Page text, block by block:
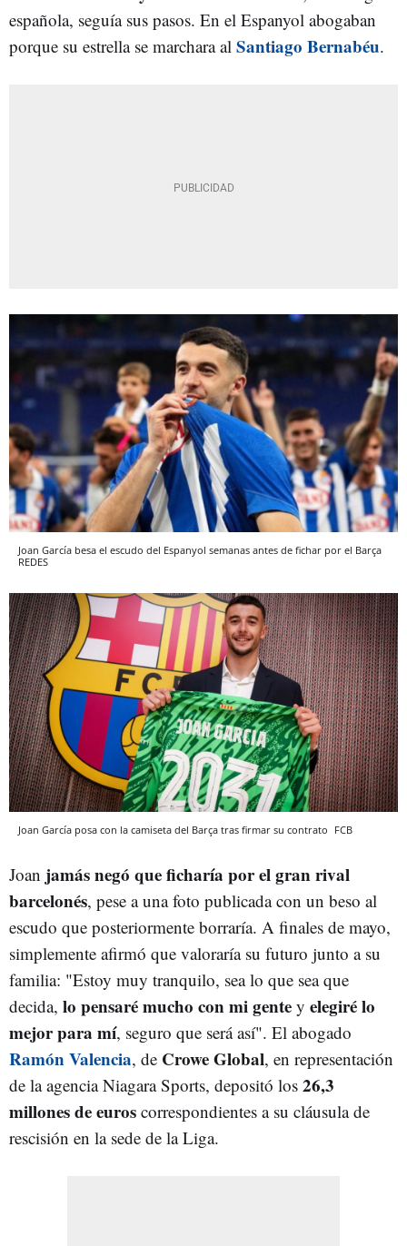
española, seguía sus pasos. En el Espanyol abogaban
porque su estrella se marchara al Santiago Bernabéu.
Joan García besa el escudo del Espanyol semanas antes de fichar por el Barça
REDES
Joan García posa con la camiseta del Barça tras firmar su contrato FCB
Joan jamás negó que ficharía por el gran rival
barcelonés, pese a una foto publicada con un beso al
escudo que posteriormente borraría. A finales de mayo,
simplemente afirmó que valoraría su futuro junto a su
familia: "Estoy muy tranquilo, sea lo que sea que
decida, lo pensaré mucho con mi gente y elegiré lo
mejor para mí, seguro que será así". El abogado
Ramón Valencia, de Crowe Global, en representación
de la agencia Niagara Sports, depositó los 26,3
millones de euros correspondientes a su cláusula de
rescisión en la sede de la Liga.